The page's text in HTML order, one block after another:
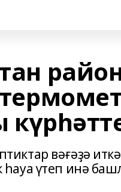
вәғәҙә
һауа үтеп инә